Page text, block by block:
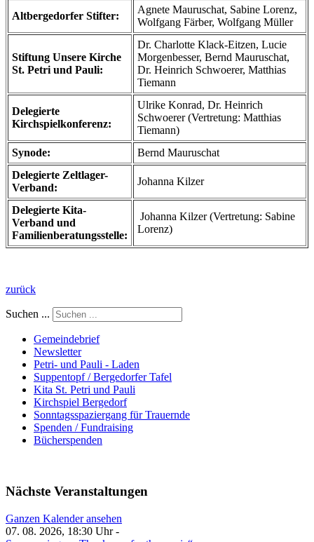
Altbergedorfer Stifter:
Agnete Mauruschat, Sabine Lorenz,
Wolfgang Färber, Wolfgang Müller
Stiftung Unsere Kirche
St. Petri und Pauli:
Dr. Charlotte Klack-Eitzen, Lucie
Morgenbesser, Bernd Mauruschat,
Dr. Heinrich Schwoerer, Matthias
Tiemann
Delegierte
Kirchspielkonferenz:
Ulrike Konrad, Dr. Heinrich
Schwoerer (Vertretung: Matthias
Tiemann)
Synode:
Bernd Mauruschat
Delegierte Zeltlager-
Verband:
Johanna Kilzer
Delegierte Kita-
Verband und
Familienberatungsstelle:
Johanna Kilzer (Vertretung: Sabine
Lorenz)
zurück
Suchen ...
Gemeindebrief
Newsletter
Petri- und Pauli - Laden
Suppentopf / Bergedorfer Tafel
Kita St. Petri und Pauli
Kirchspiel Bergedorf
Sonntagsspaziergang für Trauernde
Spenden / Fundraising
Bücherspenden
Nächste Veranstaltungen
Ganzen Kalender ansehen
07. 08. 2026, 18:30 Uhr -